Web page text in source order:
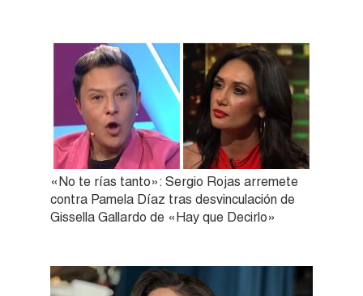
«No te rías tanto»: Sergio Rojas arremete
contra Pamela Díaz tras desvinculación de
Gissella Gallardo de «Hay que Decirlo»